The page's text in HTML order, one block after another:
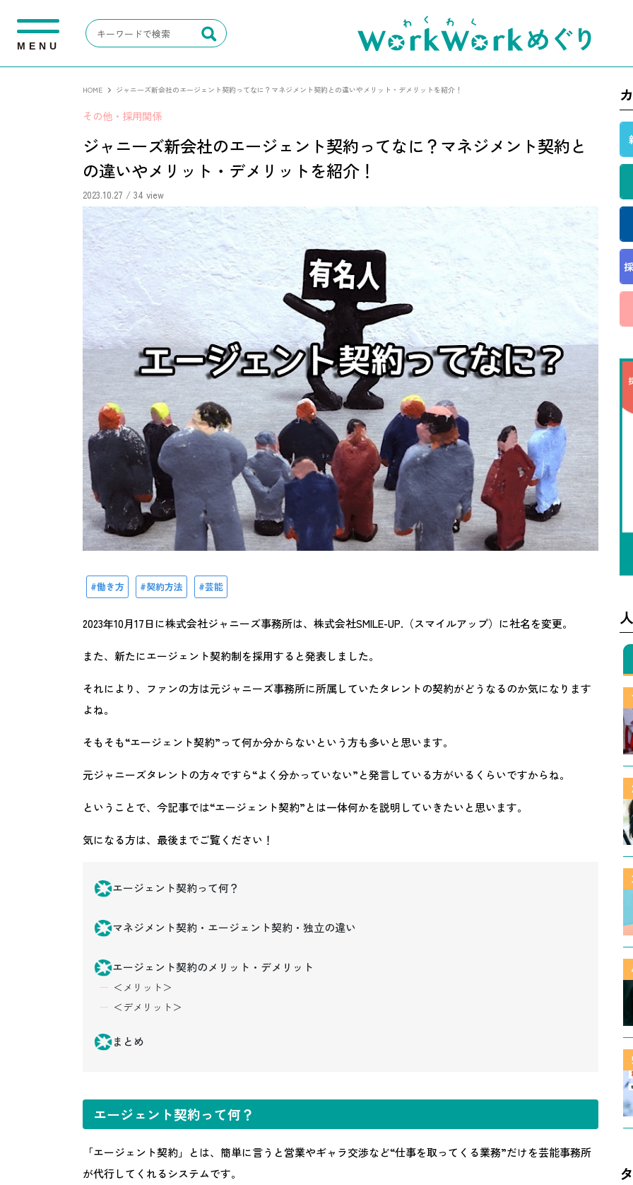
M E N U
HOME ジャニーズ新会社のエージェント契約ってなに？マネジメント契約との違いやメリット・デメリットを紹介！
その他・採用関係
ジャニーズ新会社のエージェント契約ってなに？マネジメント契約と
の違いやメリット・デメリットを紹介！
2023.10.27 / 34 view
働き方 契約方法 芸能
2023年10月17日に株式会社ジャニーズ事務所は、株式会社SMILE-UP.（スマイルアップ）に社名を変更。
また、新たにエージェント契約制を採用すると発表しました。
それにより、ファンの方は元ジャニーズ事務所に所属していたタレントの契約がどうなるのか気になります
よね。
そもそも“エージェント契約”って何か分からないという方も多いと思います。
元ジャニーズタレントの方々ですら“よく分かっていない”と発言している方がいるくらいですからね。
ということで、今記事では“エージェント契約”とは一体何かを説明していきたいと思います。
気になる方は、最後までご覧ください！
エージェント契約って何？
マネジメント契約・エージェント契約・独立の違い
エージェント契約のメリット・デメリット
＜メリット＞
＜デメリット＞
まとめ
エージェント契約って何？
「エージェント契約」とは、簡単に言うと営業やギャラ交渉など“仕事を取ってくる業務”だけを芸能事務所
が代行してくれるシステムです。